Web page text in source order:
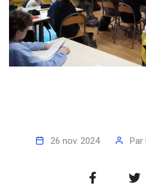
26 nov. 2024 Par